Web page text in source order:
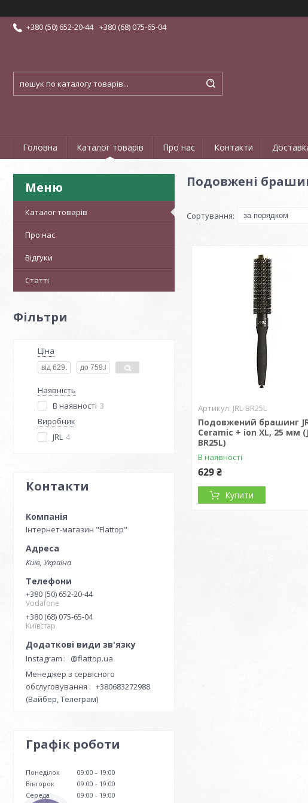
+380 (50) 652-20-44 +380 (68) 075-65-04
Головна Каталог товарів Про нас Контакти
Каталог товарів
Про нас
Відгуки
Статті
Фільтри
Ціна
Наявність
В наявності 3
Виробник
JRL 4
Контакти
Інтернет-магазин "Flattop"
Київ, Україна
+380 (50) 652-20-44
Vodafone
+380 (68) 075-65-04
Київстар
Instagram
@flattop.ua
Менеджер з сервісного
обслуговування
+380683272988
(Вайбер, Телеграм)
Графік роботи
Понеділок 09:00
19:00
Вівторок
09:00
19:00
Середа
09:00
19:00
Подовжені
JRL-BR25L
Подовжений брашинг
Ceramic + ion XL, 25 мм
BR25L)
В наявності
629 ₴
Купити